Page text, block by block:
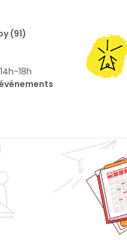
(91)
18h